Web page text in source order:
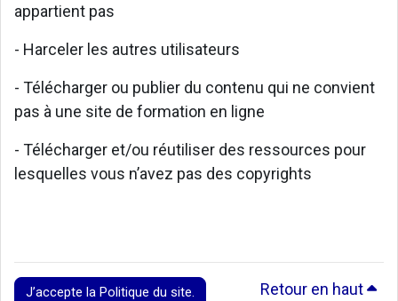
appartient pas
- Harceler les autres utilisateurs
- Télécharger ou publier du contenu qui ne convient
pas à une site de formation en ligne
- Télécharger et/ou réutiliser des ressources pour
lesquelles vous n’avez pas des copyrights
J’accepte la Politique du site. Retour en haut